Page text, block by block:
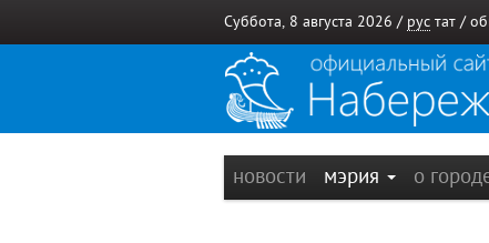
Суббота, 8 августа 2026 / рус тат /
новости мэрия о